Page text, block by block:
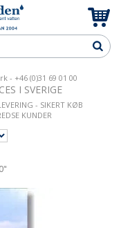
- +46 (0)31 69 01 00
I SVERIGE
- SIKERT KØB
KUNDER